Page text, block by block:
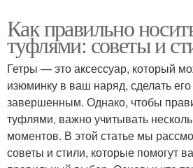
Как правильно
туфлями: советы и
Гетры — это аксессуар, который
изюминку в ваш наряд, сделать
завершенным. Однако, чтобы
туфлями, важно учитывать
моментов. В этой статье мы
советы и стили, которые помогут